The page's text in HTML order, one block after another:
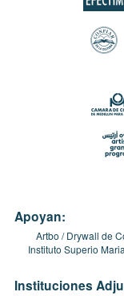
Apoyan:
Artbo Drywall de
Instituto Superio
Instituciones